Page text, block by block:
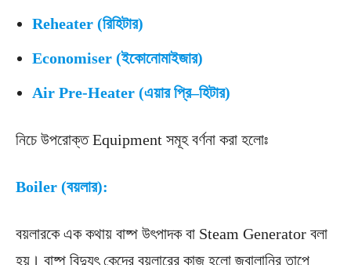
Reheater (রিহিটার)
Economiser (ইকোনোমাইজার)
Air Pre-Heater (এয়ার প্রি–হিটার)
নিচে উপরোক্ত Equipment সমূহ বর্ণনা করা হলোঃ
Boiler (বয়লার):
বয়লারকে এক কথায় বাষ্প উৎপাদক বা Steam Generator বলা
হয়। বাষ্প বিদ্যুৎ কেন্দ্রে বয়লারের কাজ হলো জ্বালানির তাপে